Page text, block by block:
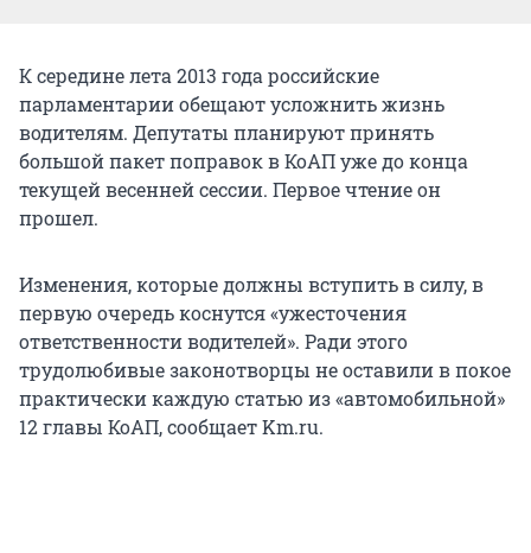
К середине лета 2013 года российские
парламентарии обещают усложнить жизнь
водителям. Депутаты планируют принять
большой пакет поправок в КоАП уже до конца
текущей весенней сессии. Первое чтение он
прошел.
Изменения, которые должны вступить в силу, в
первую очередь коснутся «ужесточения
ответственности водителей». Ради этого
трудолюбивые законотворцы не оставили в покое
практически каждую статью из «автомобильной»
12 главы КоАП, сообщает Km.ru.